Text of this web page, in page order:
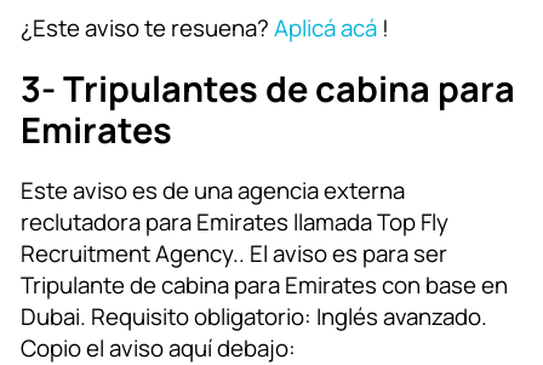
¿Este aviso te resuena?Aplicá acá !
3- Tripulantes de cabina para
Emirates
Este aviso es de una agencia externa
reclutadora para Emirates llamada Top Fly
Recruitment Agency.. El aviso es para ser
Tripulante de cabina para Emirates con base en
Dubai. Requisito obligatorio: Inglés avanzado.
Copio el aviso aquí debajo: